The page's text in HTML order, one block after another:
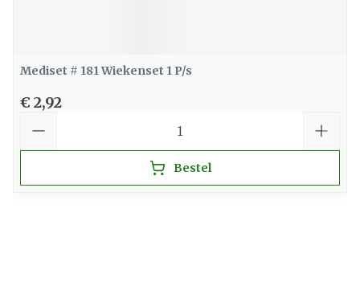
Mediset # 181 Wiekenset 1 P/s
€ 2,92
Bestel